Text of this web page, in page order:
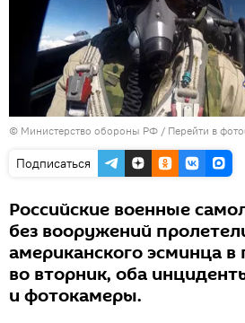
© Министерство обороны РФ / Перейти в
Подписаться
Российские военные
без вооружений
американского эсминца в
во вторник, оба
и фотокамеры.